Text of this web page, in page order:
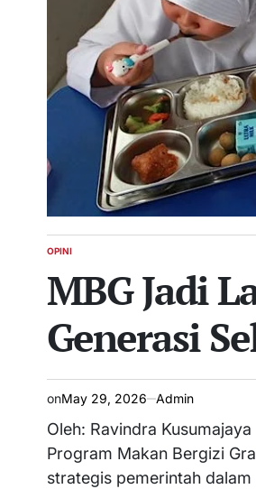
POSTED
OPINI
MBG Jadi
Generasi
onMay 29, 2026 Admin
Oleh: Ravindra Kusumajaya
Program Makan Bergizi
strategis pemerintah